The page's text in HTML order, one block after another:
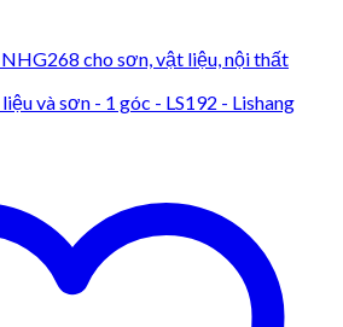
cho sơn, vật liệu, nội thất